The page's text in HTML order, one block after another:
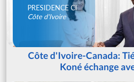
PRESIDENCE CI
Côte d'Ivoire
Côte d'Ivoire-Canada:
Koné échange